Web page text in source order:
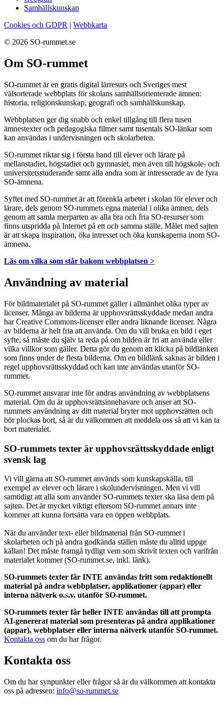
Samhällskunskap
Cookies och GDPR | Webbkarta
© 2026 SO-rummet.se
Om SO-rummet
SO-rummet är en gratis digital lärresurs och Sveriges mest
välsorterade webbplats för skolans samhällsorienterade ämnen:
historia, religionskunskap, geografi och samhällskunskap.
Webbplatsen ger dig snabb och enkel tillgång till flera tusen
ämnestexter och pedagogiska filmer samt tusentals SO-länkar som
kan användas i undervisningen och skolarbeten.
SO-rummet riktar sig i första hand till elever och lärare på
mellanstadiet, högstadiet och gymnasiet, men även till högskole- och
universitetsstuderande samt alla andra som är intresserade av de fyra
SO-ämnena.
Syftet med SO-rummet är att förenkla arbetet i skolan för elever och
lärare, dels genom SO-rummets egna material i olika ämnen, dels
genom att samla merparten av alla bra och fria SO-resurser som
finns utspridda på Internet på ett och samma ställe. Målet med sajten
är att skapa inspiration, öka intresset och öka kunskaperna inom SO-
ämnena.
Läs om vilka som står bakom webbplatsen >
Användning av material
För bildmaterialet på SO-rummet gäller i allmänhet olika typer av
licenser. Många av bilderna är upphovsrättsskyddade medan andra
har Creative Commons-licenser eller andra liknande licenser. Några
av bilderna är helt fria att använda. Om du vill bruka en bild i eget
syfte, så måste du själv ta reda på om bilden är fri att använda eller
vilka villkor som gäller. Detta gör du genom att klicka på bildlänken
som finns under de flesta bilderna. Om en bildlänk saknas är bilden i
regel upphovsrättsskyddad och kan inte användas utanför SO-
rummet.
SO-rummet ansvarar inte för andras användning av webbplatsens
material. Om du är upphovsrättsinnehavare och anser att SO-
rummets användning av ditt material bryter mot upphovsrätten och
bör plockas bort, så är du välkommen att meddela oss så att vi kan ta
bort materialet.
SO-rummets texter är upphovsrättsskyddade enligt
svensk lag
Vi vill gärna att SO-rummet används som kunskapskälla, till
exempel av elever och lärare i skolundervisningen. Men vi vill
samtidigt att alla som använder SO-rummets texter ska läsa dem på
sajten. Det är mycket viktigt eftersom SO-rummet annars inte
kommer att kunna fortsätta vara en öppen webbplats.
När du använder text- eller bildmaterial från SO-rummet i
skolarbeten och på andra godkända ställen måste du alltid uppge
källan! Det måste framgå tydligt vem som skrivit texten och varifrån
materialet kommer (SO-rummet.se, inkl. länk).
SO-rummets texter får INTE användas fritt som redaktionellt
material på andra webbplatser, applikationer (appar) eller
interna nätverk o.s.v. utanför SO-rummet.
SO-rummets texter får heller INTE användas till att prompta
AI-genererat material som presenteras på andra applikationer
(appar), webbplatser eller interna nätverk utanför SO-rummet.
Kontakta oss om du har frågor.
Kontakta oss
Om du har synpunkter eller frågor så är du välkommen att kontakta
oss på adressen: info@so-rummet.se